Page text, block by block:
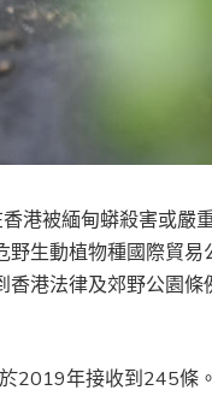
港被緬甸蟒殺害或嚴
生動植物種國際貿
港法律及郊野公園
2019年接收到245條